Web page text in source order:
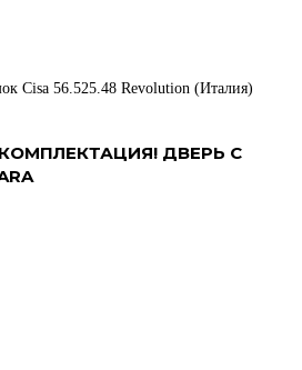
Cisa 56.525.48 Revolution (Италия)
ДВЕРЬ С